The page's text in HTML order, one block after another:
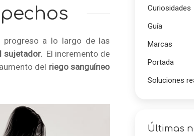
progreso a lo largo de las
sujetador. El incremento de
del riego sanguíneo
Curiosidades
Guía
Marcas
Portada
Soluciones
Últimas